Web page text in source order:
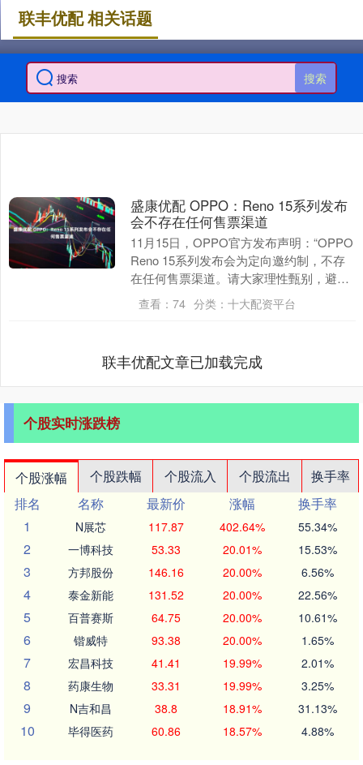
搜索
联丰优配 相关话题
盛康优配 OPPO：Reno 15系列发布
会不存在任何售票渠道
11月15日，OPPO官方发布声明：“OPPO
Reno 15系列发布会为定向邀约制，不存
在任何售票渠道。请大家理性甄别，避免
上当受骗。” 发布于：上海市....
查看： 74 分类： 十大配资平台
联丰优配文章已加载完成
个股实时涨跌榜
个股涨幅 个股跌幅 个股流入 个股流出
换手率
排名
名称 最新价 涨幅
换手率
1
N展芯 117.87 402.64% 55.34%
2 一博科技 53.33 20.01% 15.53%
3 方邦股份 146.16 20.00% 6.56%
4 泰金新能 131.52 20.00% 22.56%
5 百普赛斯 64.75 20.00% 10.61%
6 锴威特 93.38 20.00% 1.65%
7 宏昌科技 41.41 19.99% 2.01%
8 药康生物 33.31 19.99% 3.25%
9 N吉和昌 38.8 18.91% 31.13%
10 毕得医药 60.86 18.57% 4.88%